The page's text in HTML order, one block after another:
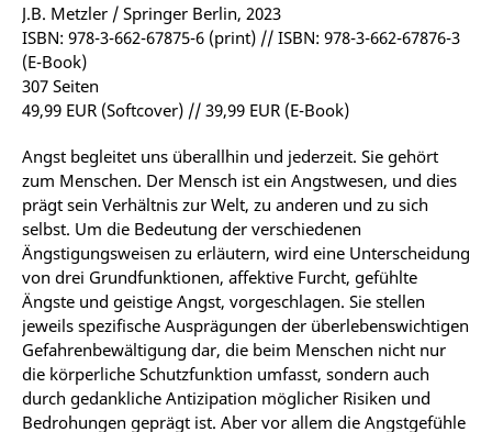
J.B. Metzler / Springer Berlin, 2023
ISBN: 978-3-662-67875-6 (print) // ISBN: 978-3-662-67876-3
(E-Book)
307 Seiten
49,99 EUR (Softcover) // 39,99 EUR (E-Book)
Angst begleitet uns überallhin und jederzeit. Sie gehört
zum Menschen. Der Mensch ist ein Angstwesen, und dies
prägt sein Verhältnis zur Welt, zu anderen und zu sich
selbst. Um die Bedeutung der verschiedenen
Ängstigungsweisen zu erläutern, wird eine Unterscheidung
von drei Grundfunktionen, affektive Furcht, gefühlte
Ängste und geistige Angst, vorgeschlagen. Sie stellen
jeweils spezifische Ausprägungen der überlebenswichtigen
Gefahrenbewältigung dar, die beim Menschen nicht nur
die körperliche Schutzfunktion umfasst, sondern auch
durch gedankliche Antizipation möglicher Risiken und
Bedrohungen geprägt ist. Aber vor allem die Angstgefühle